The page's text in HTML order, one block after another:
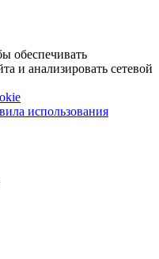
обеспечивать
и анализировать сетевой
использования